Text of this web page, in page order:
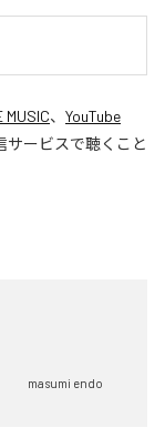
MUSIC、 YouTube
サービスで聴くこと
masumi endo